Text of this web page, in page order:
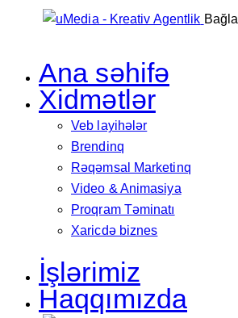
Bağla
Ana səhifə
Xidmətlər
Veb layihələr
Brendinq
Rəqəmsal Marketinq
Video & Animasiya
Proqram Təminatı
Xaricdə biznes
İşlərimiz
Haqqımızda